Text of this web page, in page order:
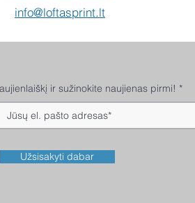
info@loftasprint.lt
ir sužinokite naujienas pirmi!
Užsisakyti dabar